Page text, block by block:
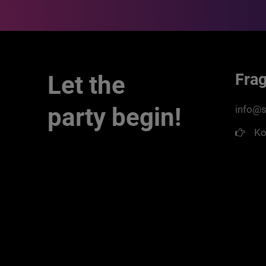
Let the
party begin!